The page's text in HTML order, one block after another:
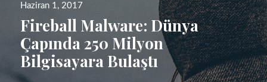
Yayın
tarihi
Haziran 1, 2017
Fireball Malware: Dünya
Çapında 250 Milyon
Bilgisayara Bulaştı